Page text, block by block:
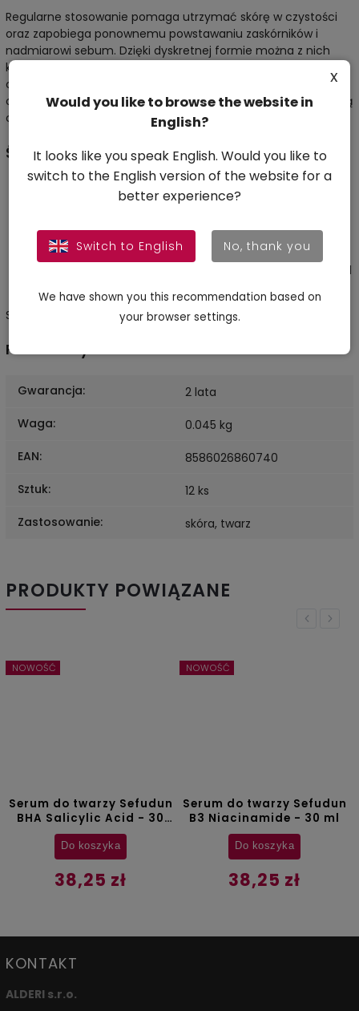
Regularne stosowanie pomaga utrzymać skórę w czystości
oraz zapobiega ponownemu powstawaniu zaskórników i
nadmiarowi sebum. Dzięki dyskretnej formie można z nich
korzystać zarówno w ciągu dnia, jak i w nocy. Plastry na pory i
czarne punkty Elaimei stanowią skuteczne rozwiązanie dla
osób poszukujących prostego sposobu na zdrowszą i czystszą
cerę.
Środki ostrożności:
Wyłącznie do użytku zewnętrznego, tylko na nos.
Unikać bezpośredniego kontaktu z oczami.
poparzoną słońcem.
Trzymać poza zasięgiem dzieci.
Przechowywać w chłodnym i suchym miejscu, z dala od
SKŁAD: Hydrocolloid, Kaolin, Glycerin, ETC
Parametry dodatkowe
Gwarancja:
2 lata
Waga:
0.045 kg
EAN:
8586026860740
Sztuk:
12 ks
Zastosowanie: skóra, twarz
PRODUKTY POWIĄZANE
Previous
NOWOŚĆ
Serum do twarzy Sefudun
BHA Salicylic Acid - 30
ml
38,25 zł
Do koszyka
NOWOŚĆ
Serum do twarzy Sefudun
B3 Niacinamide - 30 ml
38,25 zł
Do koszyka
Next
KONTAKT
ALDERI s.r.o.
Would you like to browse the website in
English?
x
It looks like you speak English. Would you like to
switch to the English version of the website for a
better experience?
Switch to English No, thank you
We have shown you this recommendation based on
your browser settings.